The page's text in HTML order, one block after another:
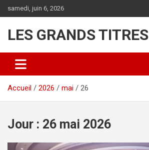
au
samedi, juin 6, 2026
LES GRANDS TITRES
Accueil 2026 mai 26
Jour : 26 mai 2026